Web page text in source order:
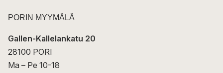
PORIN MYYMÄLÄ
Gallen-Kallelankatu 20
28100 PORI
Ma – Pe 10-18